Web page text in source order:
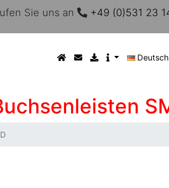
Sie uns an +49 (0)531 23
Deutsch